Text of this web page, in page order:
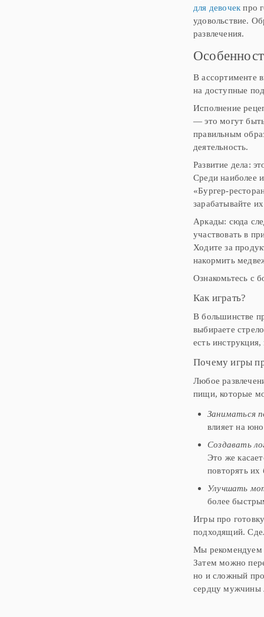
для девочек про
удовольствие.
развлечения.
В ассортименте
на доступные
Исполнение
— это могут быть
правильным
деятельность.
Развитие дела:
Среди наиболее
«Бургер-
зарабатывайте
Аркады: сюда
участвовать в
Ходите за
накормить
Ознакомьтесь с
Как играть?
В большинстве
выбираете
есть
Почему игры
Любое
пищи, которые
Заниматься
влияет на
Создавать
Это же
повторять их
Улучшать
более
Игры про
подходящий.
Мы рекомендуем
Затем можно
но и сложный
сердцу мужчины